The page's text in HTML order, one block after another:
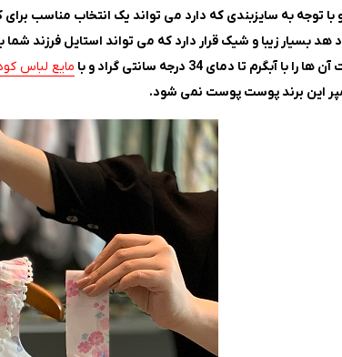
به سایزبندی که دارد می تواند یک انتخاب مناسب برای کودکان 3 تا 18
هد بسیار زیبا و شیک قرار دارد که می تواند استایل فرزند شما
تا دمای 34 درجه سانتی گراد و با
مایع لباس
این برند پوست پوست نمی شود.